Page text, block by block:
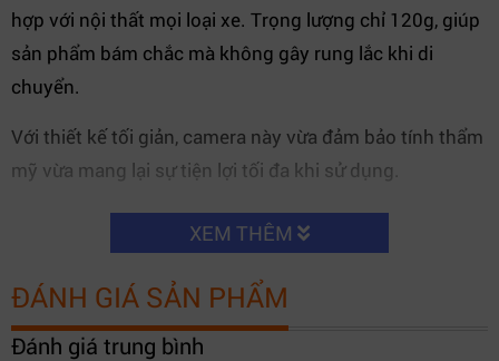
hợp với nội thất mọi loại xe. Trọng lượng chỉ 120g, giúp
sản phẩm bám chắc mà không gây rung lắc khi di
chuyển.
Với thiết kế tối giản, camera này vừa đảm bảo tính thẩm
mỹ vừa mang lại sự tiện lợi tối đa khi sử dụng.
XEM THÊM
ĐÁNH GIÁ SẢN PHẨM
Đánh giá trung bình